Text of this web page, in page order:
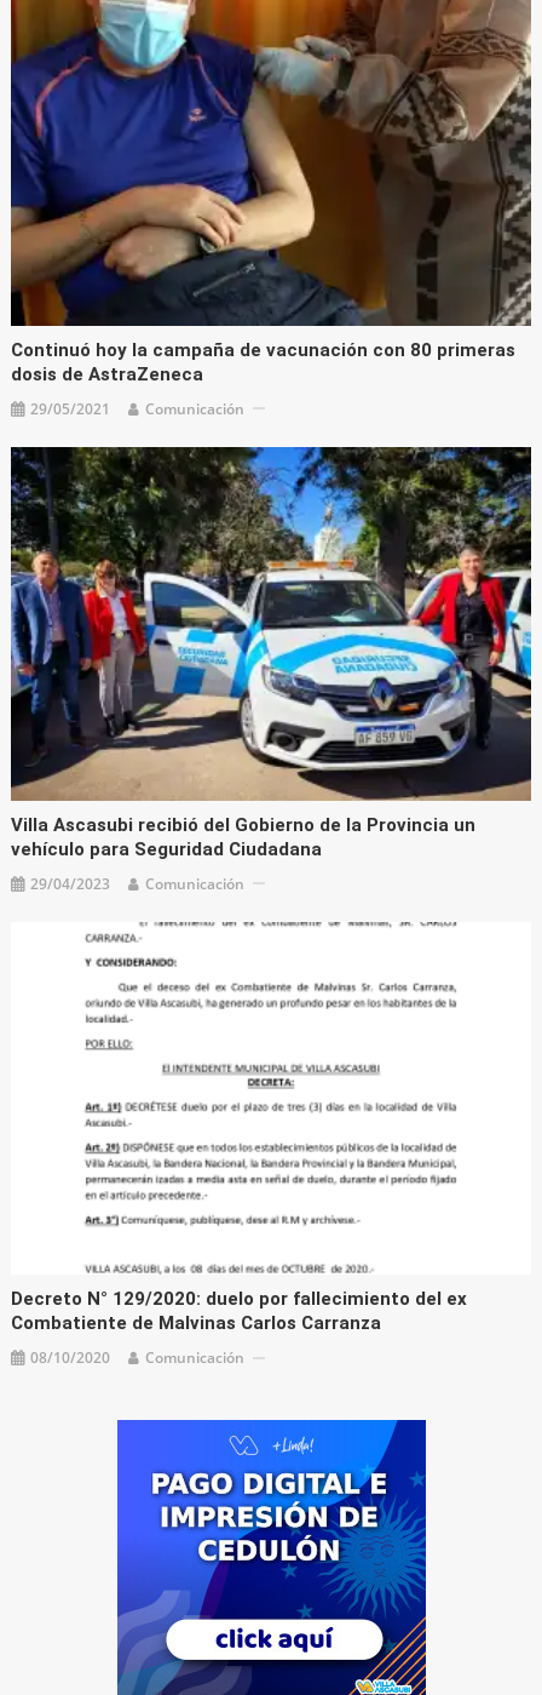
Continuó hoy la campaña de vacunación con 80 primeras
dosis de AstraZeneca
29/05/2021 Comunicación
Villa Ascasubi recibió del Gobierno de la Provincia un
vehículo para Seguridad Ciudadana
29/04/2023 Comunicación
Decreto N° 129/2020: duelo por fallecimiento del ex
Combatiente de Malvinas Carlos Carranza
08/10/2020 Comunicación